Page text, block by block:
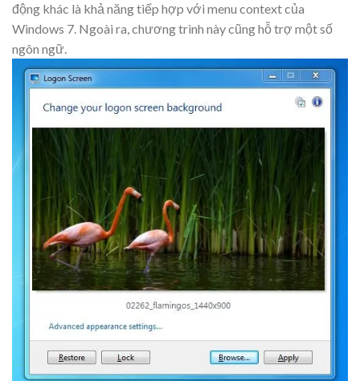
động khác là khả năng tiếp hợp với menu context của
Windows 7. Ngoài ra, chương trình này cũng hỗ trợ một số
ngôn ngữ.